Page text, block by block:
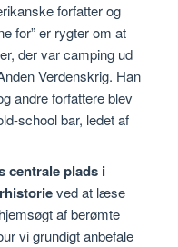
forfatter og
for” er rygter om at
der var camping ud
Verdenskrig. Han
andre forfattere blev
school bar, ledet af
centrale plads i
ved at læse
af berømte
vi grundigt anbefale